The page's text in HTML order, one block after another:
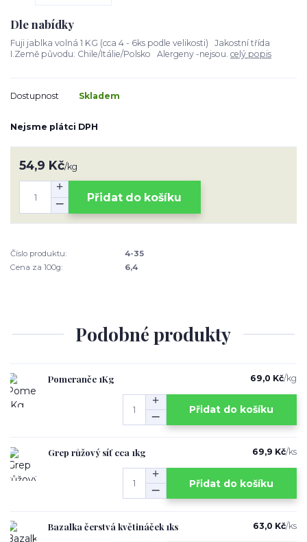
Dle nabídky
Fuji jablka volná 1 KG (cca 4 - 6ks podle velikosti) Jakostní třída
I.Země původu: Chile/Itálie/Polsko Alergeny -nejsou. celý popis
Dostupnost Skladem
Nejsme plátci DPH
54,9 Kč/kg
Přidat do košíku
Číslo produktu:
4-35
Cena za 100g:
6,4
Podobné produkty
Pomeranče 1Kg 69,0 Kč/kg
Přidat do košíku
Grep růžový síť cca 1kg 69,9 Kč/ks
Přidat do košíku
Bazalka čerstvá květináček 1ks 63,0 Kč/ks